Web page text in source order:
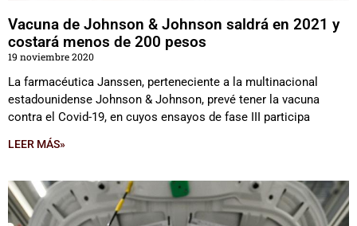
Vacuna de Johnson & Johnson saldrá en 2021 y
costará menos de 200 pesos
19 noviembre 2020
La farmacéutica Janssen, perteneciente a la multinacional
estadounidense Johnson & Johnson, prevé tener la vacuna
contra el Covid-19, en cuyos ensayos de fase III participa
LEER MÁS»